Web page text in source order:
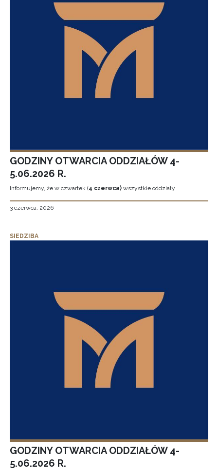
GODZINY OTWARCIA ODDZIAŁÓW 4-
5.06.2026 R.
Informujemy, że w czwartek (4 czerwca) wszystkie oddziały
3 czerwca, 2026
SIEDZIBA
GODZINY OTWARCIA ODDZIAŁÓW 4-
5.06.2026 R.